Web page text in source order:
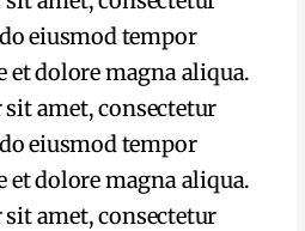
eiusmod tempor
dolore magna aliqua.
amet, consectetur
eiusmod tempor
dolore magna aliqua.
amet, consectetur